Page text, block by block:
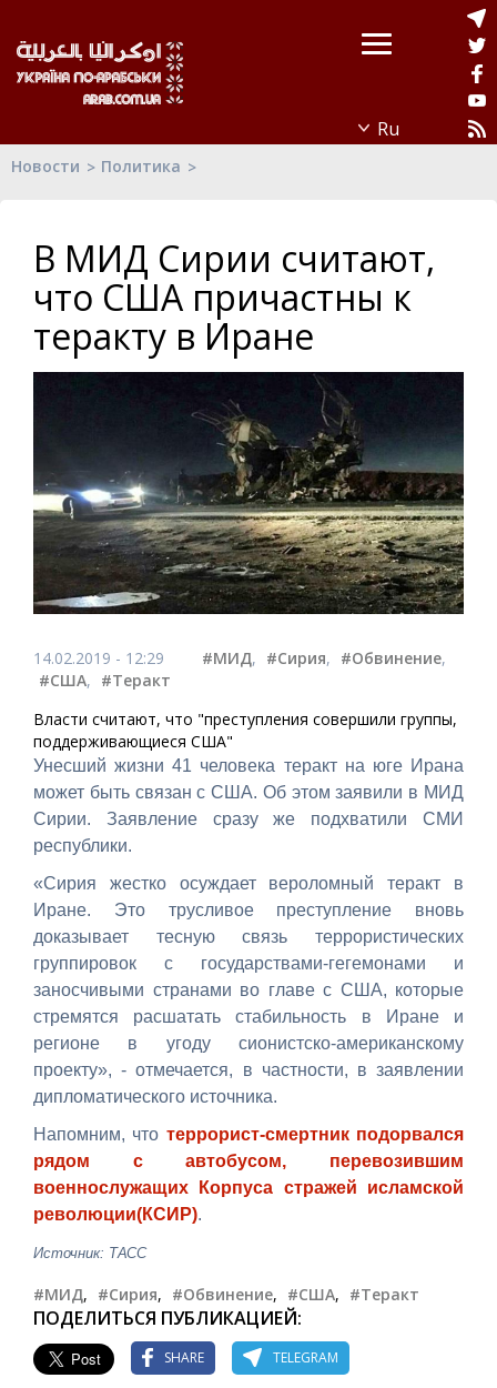
Новости Политика
В МИД Сирии считают,
что США причастны к
теракту в Иране
14.02.2019 - 12:29 #МИД, #Сирия, #Обвинение,
#США, #Теракт
Власти считают, что "преступления совершили группы,
поддерживающиеся США"
Унесший жизни 41 человека теракт на юге Ирана
может быть связан с США. Об этом заявили в МИД
Сирии. Заявление сразу же подхватили СМИ
республики.
«Сирия жестко осуждает вероломный теракт в
Иране. Это трусливое преступление вновь
доказывает тесную связь террористических
группировок с государствами-гегемонами и
заносчивыми странами во главе с США, которые
стремятся расшатать стабильность в Иране и
регионе в угоду сионистско-американскому
проекту», - отмечается, в частности, в заявлении
дипломатического источника.
Напомним, что террорист-смертник подорвался
рядом с автобусом, перевозившим
военнослужащих Корпуса стражей исламской
революции(КСИР).
Источник: ТАСС
#МИД, #Сирия, #Обвинение, #США, #Теракт
ПОДЕЛИТЬСЯ ПУБЛИКАЦИЕЙ:
SHARE TELEGRAM